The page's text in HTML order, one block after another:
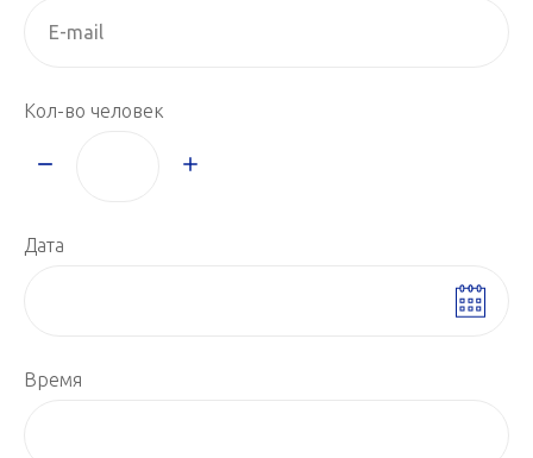
Кол-во человек
Дата
Время